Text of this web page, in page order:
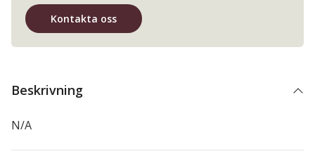
Kontakta oss
Beskrivning
N/A